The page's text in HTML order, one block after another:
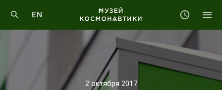
EN
2 октября 2017